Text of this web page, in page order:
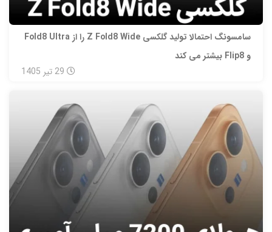
سامسونگ احتمالا تولید گلکسی Z Fold8 Wide را از Fold8 Ultra
و Flip8 بیشتر می‌ کند
29 تیر 1405